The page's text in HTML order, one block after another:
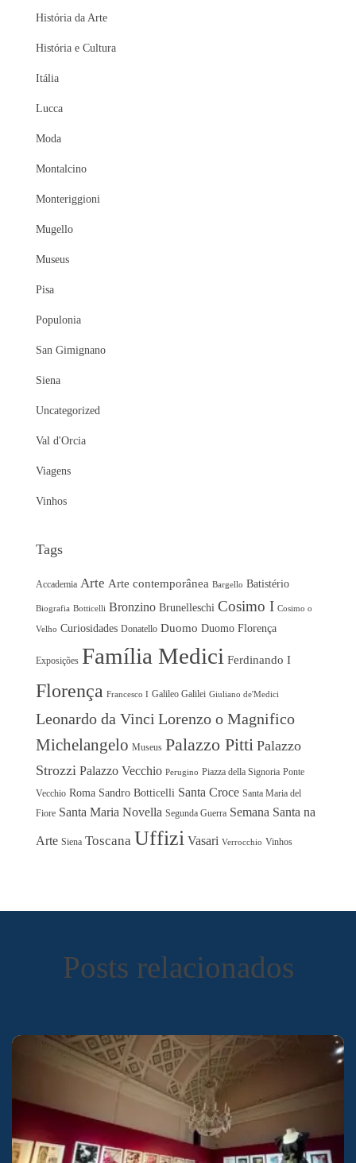
História da Arte
História e Cultura
Itália
Lucca
Moda
Montalcino
Monteriggioni
Mugello
Museus
Pisa
Populonia
San Gimignano
Siena
Uncategorized
Val d'Orcia
Viagens
Vinhos
Tags
Accademia Arte Arte contemporânea Bargello Batistério
Biografia Botticelli Bronzino Brunelleschi Cosimo I Cosimo o
Velho Curiosidades Donatello Duomo Duomo Florença
Exposições Família Medici Ferdinando I
Florença Francesco I Galileo Galilei Giuliano de'Medici
Leonardo da Vinci Lorenzo o Magnifico
Michelangelo Museus Palazzo Pitti Palazzo
Strozzi Palazzo Vecchio Perugino Piazza della Signoria Ponte
Vecchio Roma Sandro Botticelli Santa Croce Santa Maria del
Fiore Santa Maria Novella Segunda Guerra Semana Santa na
Arte Siena Toscana Uffizi Vasari Verrocchio Vinhos
Posts relacionados